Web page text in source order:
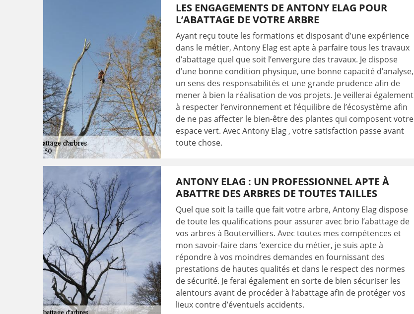
LES ENGAGEMENTS DE ANTONY ELAG POUR
L’ABATTAGE DE VOTRE ARBRE
Ayant reçu toute les formations et disposant d’une expérience
dans le métier, Antony Elag est apte à parfaire tous les travaux
d’abattage quel que soit l’envergure des travaux. Je dispose
d’une bonne condition physique, une bonne capacité d’analyse,
un sens des responsabilités et une grande prudence afin de
mener à bien la réalisation de vos projets. Je veillerai également
à respecter l’environnement et l’équilibre de l’écosystème afin
de ne pas affecter le bien-être des plantes qui composent votre
espace vert. Avec Antony Elag , votre satisfaction passe avant
toute chose.
ANTONY ELAG : UN PROFESSIONNEL APTE À
ABATTRE DES ARBRES DE TOUTES TAILLES
Quel que soit la taille que fait votre arbre, Antony Elag dispose
de toute les qualifications pour assurer avec brio l’abattage de
vos arbres à Boutervilliers. Avec toutes mes compétences et
mon savoir-faire dans ‘exercice du métier, je suis apte à
répondre à vos moindres demandes en fournissant des
prestations de hautes qualités et dans le respect des normes
de sécurité. Je ferai également en sorte de bien sécuriser les
alentours avant de procéder à l’abattage afin de protéger vos
lieux contre d’éventuels accidents.